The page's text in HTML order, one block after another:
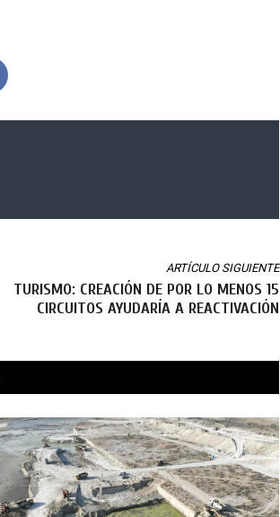
ARTÍCULO SIGUIENTE
TURISMO: CREACIÓN DE POR LO MENOS 15
CIRCUITOS AYUDARÍA A REACTIVACIÓN